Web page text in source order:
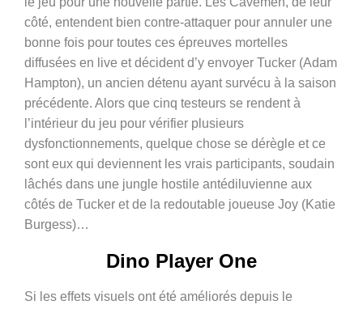
côté, entendent bien contre-attaquer pour annuler une
bonne fois pour toutes ces épreuves mortelles
diffusées en live et décident d’y envoyer Tucker (Adam
Hampton), un ancien détenu ayant survécu à la saison
précédente. Alors que cinq testeurs se rendent à
l’intérieur du jeu pour vérifier plusieurs
dysfonctionnements, quelque chose se dérègle et ce
sont eux qui deviennent les vrais participants, soudain
lâchés dans une jungle hostile antédiluvienne aux
côtés de Tucker et de la redoutable joueuse Joy (Katie
Burgess)…
Dino Player One
Si les effets visuels ont été améliorés depuis le